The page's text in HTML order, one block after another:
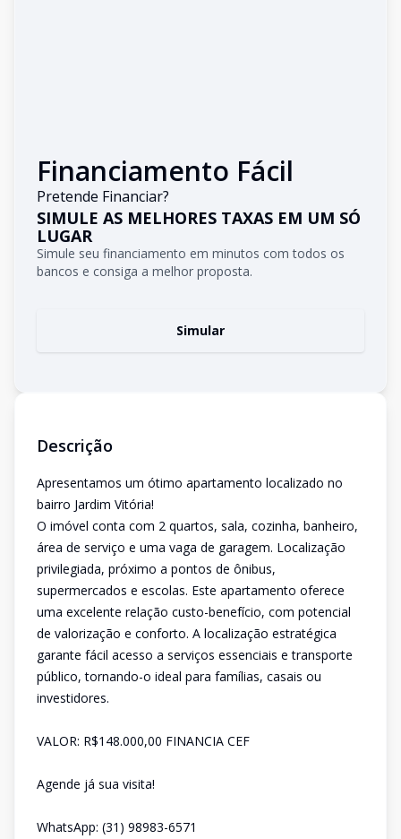
Financiamento Fácil
Pretende Financiar?
SIMULE AS MELHORES TAXAS EM UM SÓ
LUGAR
Simule seu financiamento em minutos com todos os
bancos e consiga a melhor proposta.
Simular
Descrição
Apresentamos um ótimo apartamento localizado no
bairro Jardim Vitória!
O imóvel conta com 2 quartos, sala, cozinha, banheiro,
área de serviço e uma vaga de garagem. Localização
privilegiada, próximo a pontos de ônibus,
supermercados e escolas. Este apartamento oferece
uma excelente relação custo-benefício, com potencial
de valorização e conforto. A localização estratégica
garante fácil acesso a serviços essenciais e transporte
público, tornando-o ideal para famílias, casais ou
investidores.
VALOR: R$148.000,00 FINANCIA CEF
Agende já sua visita!
WhatsApp: (31) 98983-6571